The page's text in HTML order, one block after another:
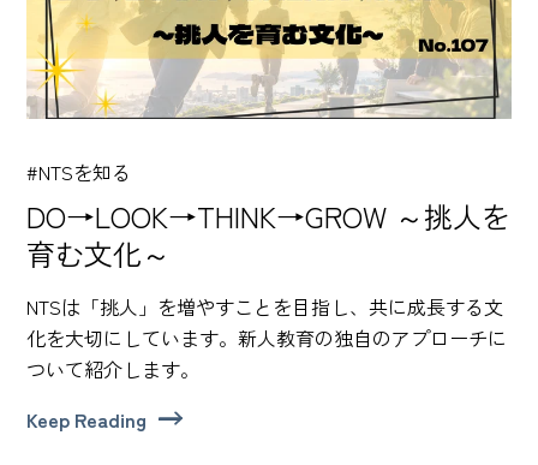
#NTSを知る
DO→LOOK→THINK→GROW ～挑人を
育む文化～
NTSは「挑人」を増やすことを目指し、共に成長する文
化を大切にしています。新人教育の独自のアプローチに
ついて紹介します。
Keep Reading